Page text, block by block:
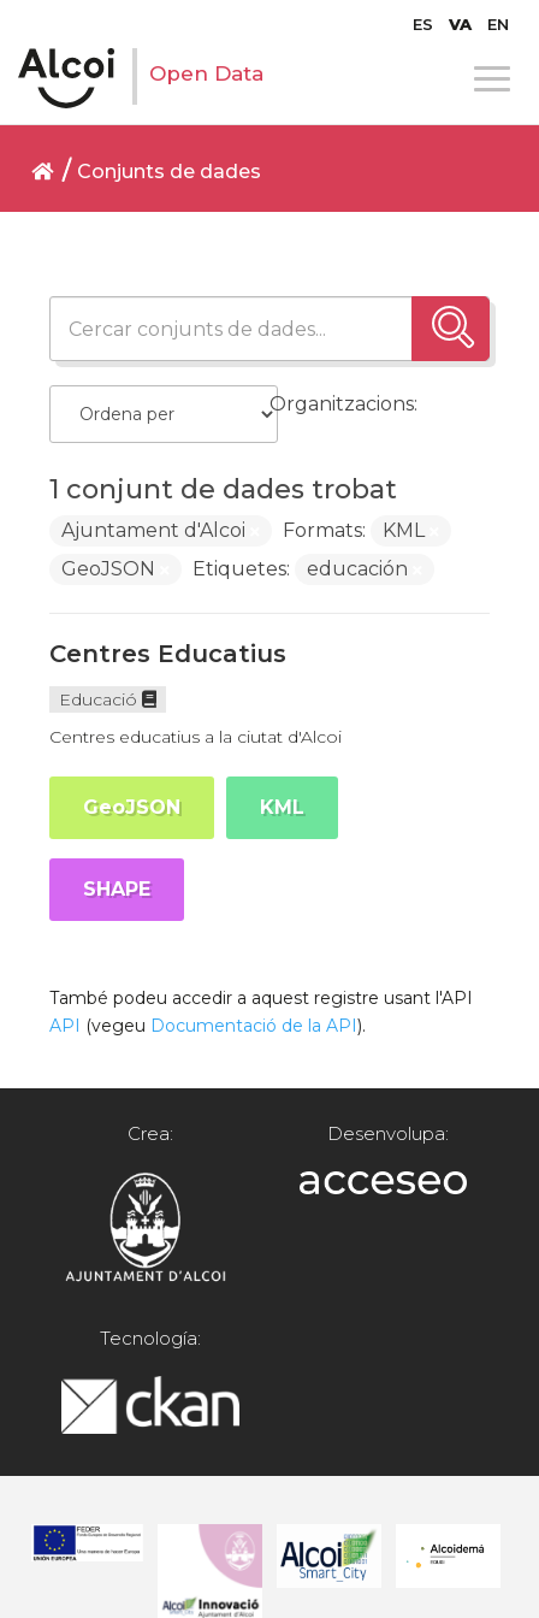
ES VA EN
Open Data
Conjunts de dades
1 conjunt de dades trobat
Organitzacions:
Ajuntament d'Alcoi Formats:
KML
GeoJSON
Etiquetes: educación
Centres Educatius
Educació
Centres educatius a la ciutat d'Alcoi
GeoJSON KML
SHAPE
També podeu accedir a aquest registre usant l'API
API (vegeu Documentació de la API).
Crea: Desenvolupa:
Tecnología: